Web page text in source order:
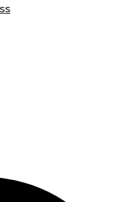
ร์บอนต่ำที่มีประสิทธิภาพสูง
ไว้วางใจในระดับสากล